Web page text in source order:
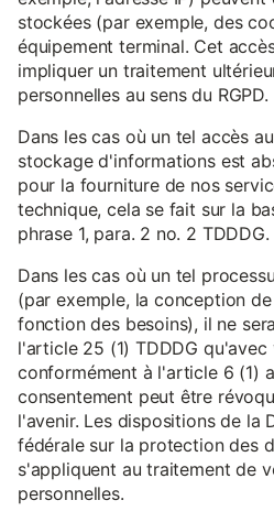
stockées (par exemple, des
équipement terminal. Cet
impliquer un traitement
personnelles au sens du RGPD.
Dans les cas où un tel accès
stockage d'informations est
pour la fourniture de nos
technique, cela se fait sur la
phrase 1, para. 2 no. 2 TDDDG.
Dans les cas où un tel
(par exemple, la conception
fonction des besoins), il ne
l'article 25 (1) TDDDG
conformément à l'article 6 (1) a
consentement peut être
l'avenir. Les dispositions de la
fédérale sur la protection des
s'appliquent au traitement de
personnelles.